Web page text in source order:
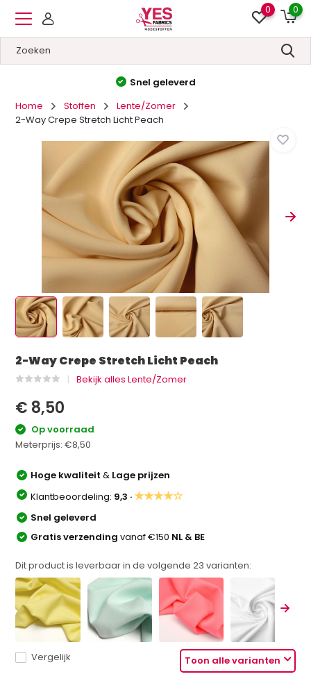
0 0
Hoge kwaliteit&Lage prijzen
Home
Stoffen
Lente/Zomer
2-Way Crepe Stretch Licht Peach
2-Way Crepe Stretch Licht Peach
Bekijk alles Lente/Zomer
€ 8,50
Op voorraad
Meterprijs:€8,50
Hoge kwaliteit& Lage prijzen
Klantbeoordeling: 9,3 ·★★★★☆
Snel geleverd
Gratis verzendingvanaf €150 NL & BE
Dit product is leverbaar in de volgende23 varianten:
Toon alle varianten
Vergelijk